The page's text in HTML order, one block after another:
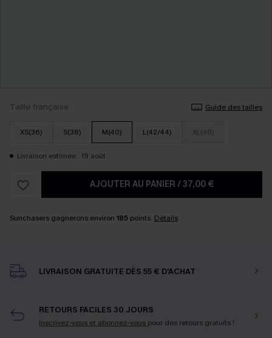
Taille française Guide des tailles
XS(36) S(38) M(40) L(42/44) XL(46)
Livraison estimée : 19 août
AJOUTER AU PANIER /37,00 €
Sunchasers gagnerons environ 185 points. Détails
LIVRAISON GRATUITE DÈS 55 € D'ACHAT
RETOURS FACILES 30 JOURS
Inscrivez-vous et abonnez-vous pour des retours gratuits !